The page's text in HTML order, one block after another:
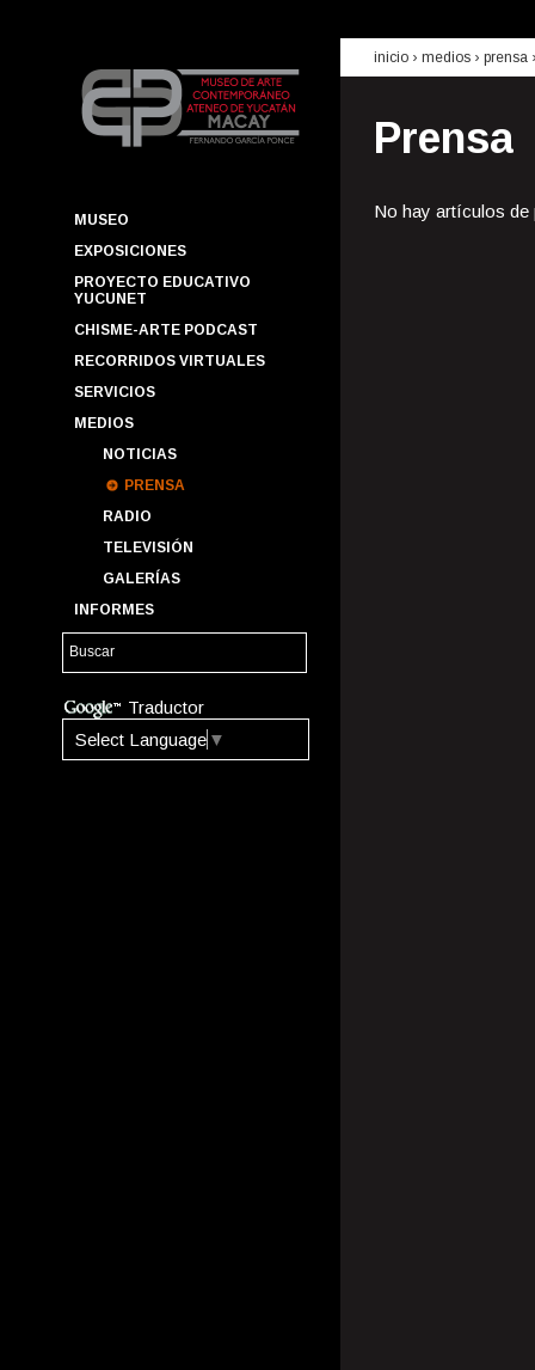
MUSEO
EXPOSICIONES
PROYECTO EDUCATIVO
YUCUNET
CHISME-ARTE PODCAST
RECORRIDOS VIRTUALES
SERVICIOS
MEDIOS
NOTICIAS
PRENSA
RADIO
TELEVISIÓN
GALERÍAS
INFORMES
Traductor
Select Language ▼
inicio › medios › prensa
Prensa
No hay artículos de